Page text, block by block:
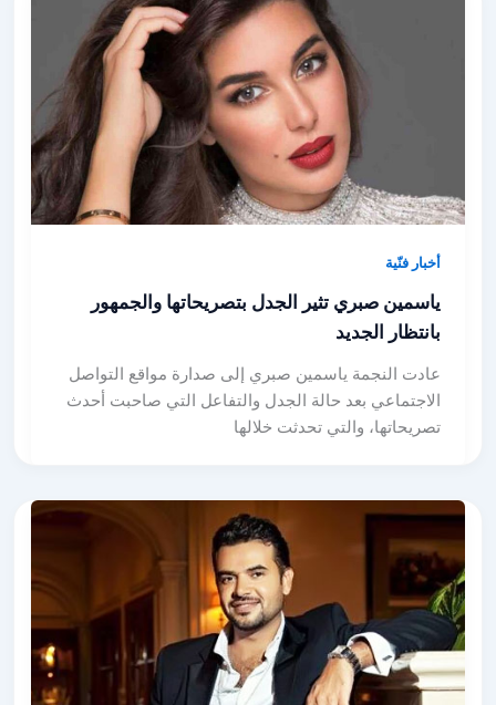
أخبار فنّية
ياسمين صبري تثير الجدل بتصريحاتها والجمهور
بانتظار الجديد
عادت النجمة ياسمين صبري إلى صدارة مواقع التواصل
الاجتماعي بعد حالة الجدل والتفاعل التي صاحبت أحدث
تصريحاتها، والتي تحدثت خلالها